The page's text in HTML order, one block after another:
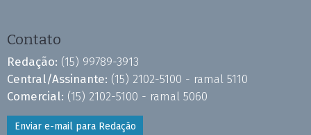
Contato
Redação: (15) 99789-3913
Central/Assinante: (15) 2102-5100 - ramal 5110
Comercial: (15) 2102-5100 - ramal 5060
Enviar e-mail para Redação